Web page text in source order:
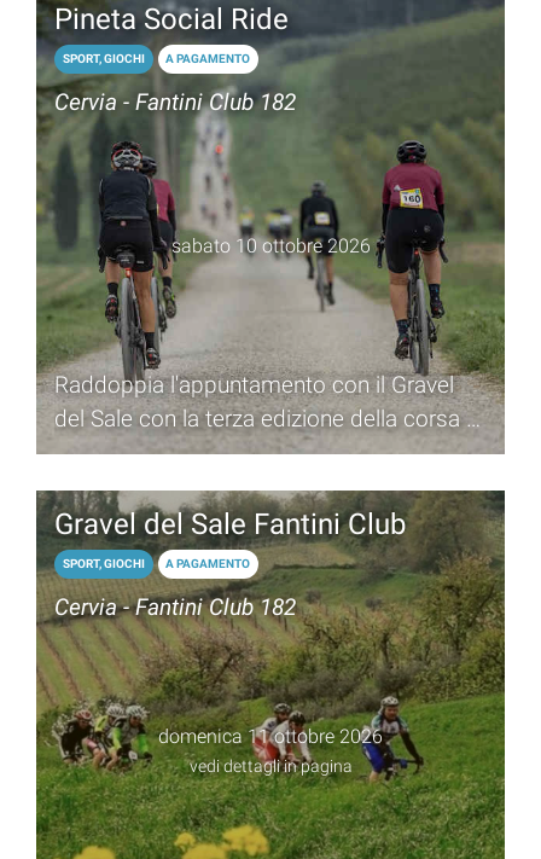
Pineta Social Ride
SPORT, GIOCHI A PAGAMENTO
Cervia - Fantini Club 182
sabato 10 ottobre 2026
Raddoppia l'appuntamento con il Gravel
del Sale con la terza edizione della corsa di
ciclistica di 40 km
Gravel del Sale Fantini Club
SPORT, GIOCHI A PAGAMENTO
Cervia - Fantini Club 182
domenica 11 ottobre 2026
vedi dettagli in pagina